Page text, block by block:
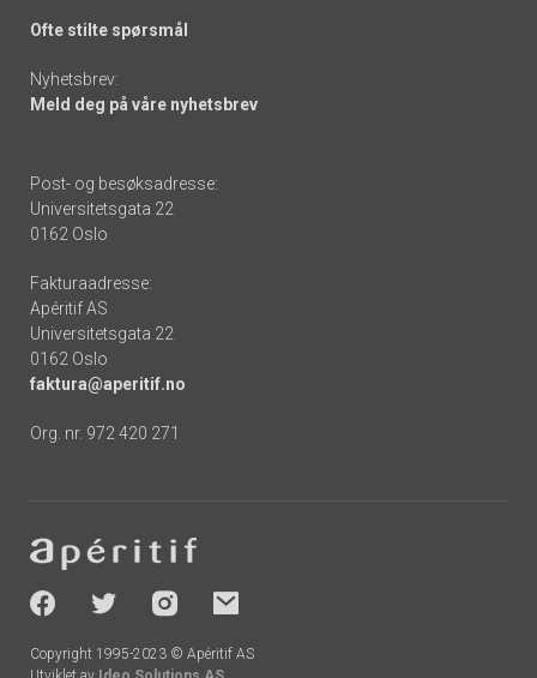
Ofte stilte spørsmål
Nyhetsbrev:
Meld deg på våre nyhetsbrev
Post- og besøksadresse:
Universitetsgata 22
0162 Oslo
Fakturaadresse:
Apéritif AS
Universitetsgata 22
0162 Oslo
faktura@aperitif.no
Org. nr. 972 420 271
-
socials
Copyright 1995-2023 © Apéritif AS